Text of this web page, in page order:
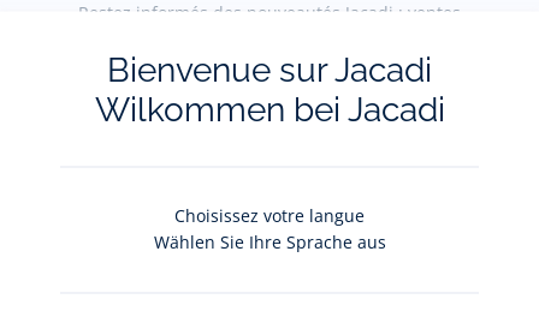
Restez informés des nouveautés Jacadi : ventes
et actualités.
Votre adresse courriel
S'inscrire
Bienvenue sur Jacadi
Wilkommen bei Jacadi
Choisissez votre langue
Wählen Sie Ihre Sprache aus